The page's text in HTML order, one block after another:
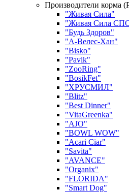
Производители корма
"Живая Сила"
"Живая Сила
"Будь Здоров"
"А-Велес-Хан"
"Bisko"
"Pavik"
"ZooRing"
"BosikFet"
"ХРУСМИЛ"
"Blitz"
"Best Dinner"
"VitaGreenka"
"AJO"
"BOWL WOW"
"Acari Ciar"
"Savita"
"AVANCE"
"Organix"
"FLORIDA"
"Smart Dog"